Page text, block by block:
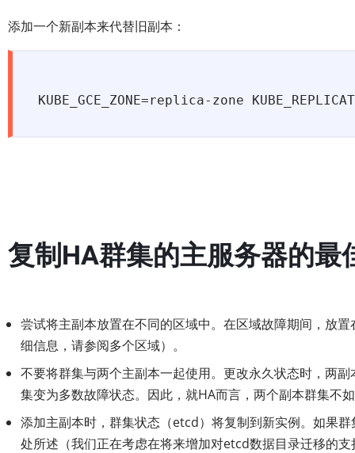
添加一个新副本来代替旧副本：
KUBE_GCE_ZONE=replica-zone
复制HA群集的主服务器的最
尝试将主副本放置在不同的区域中。在区域故障期间，放
细信息，请参阅多个区域）。
不要将群集与两个主副本一起使用。更改永久状态时，两
集变为多数故障状态。因此，就HA而言，两个副本群集不
添加主副本时，群集状态（etcd）将复制到新实例。如果
处所述（我们正在考虑在将来增加对etcd数据目录迁移的支